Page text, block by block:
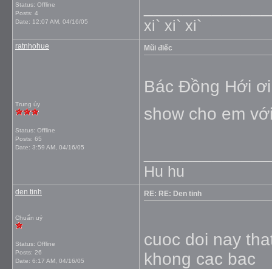
Status: Offline
Posts: 4
Date: 12:07 AM, 04/16/05 xi` xi` xi`
ratnhohue
Trung úy
Status: Offline
Posts: 65
Date: 3:59 AM, 04/16/05
Mũi điếc
Bác Đồng Hới
show cho em
Hu hu
den tinh
Chuẩn uý
Status: Offline
Posts: 26
Date: 6:17 AM, 04/16/05
RE: RE: Den tinh
cuoc doi nay
khong cac bac